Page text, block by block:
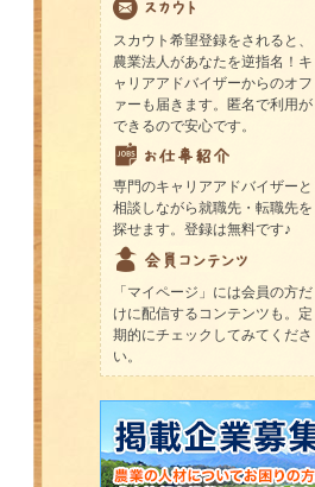
スカウト希望登録をされると、
農業法人があなたを逆指名！キ
ャリアアドバイザーからのオフ
ァーも届きます。匿名で利用が
できるので安心です。
専門のキャリアアドバイザーと
相談しながら就職先・転職先を
探せます。登録は無料です♪
「マイページ」には会員の方だ
けに配信するコンテンツも。定
期的にチェックしてみてくださ
い。